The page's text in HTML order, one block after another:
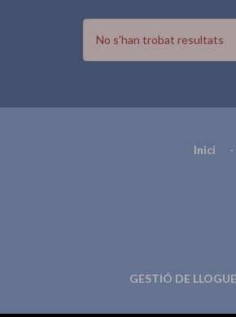
No s'han trobat resultats
Inici -
GESTIÓ DE